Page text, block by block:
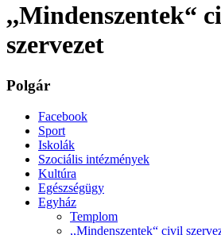
,,Mindenszentek“
szervezet
Polgár
Facebook
Sport
Iskolák
Szociális intézmények
Kultúra
Egészségügy
Egyház
Templom
,,Mindenszentek“ civil